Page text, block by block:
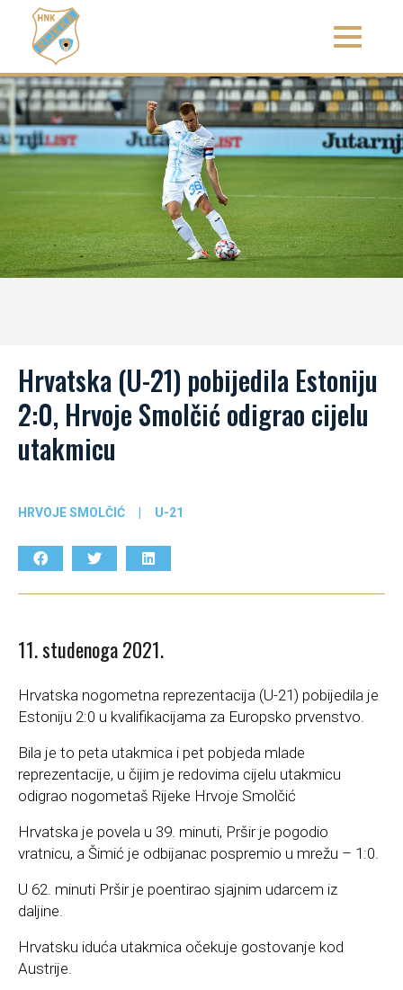
Hrvatska (U-21) pobijedila Estoniju
2:0, Hrvoje Smolčić odigrao cijelu
utakmicu
HRVOJE SMOLČIĆ | U-21
11. studenoga 2021.
Hrvatska nogometna reprezentacija (U-21) pobijedila je
Estoniju 2:0 u kvalifikacijama za Europsko prvenstvo.
Bila je to peta utakmica i pet pobjeda mlade
reprezentacije, u čijim je redovima cijelu utakmicu
odigrao nogometaš Rijeke Hrvoje Smolčić
Hrvatska je povela u 39. minuti, Pršir je pogodio
vratnicu, a Šimić je odbijanac pospremio u mrežu – 1:0.
U 62. minuti Pršir je poentirao sjajnim udarcem iz
daljine.
Hrvatsku iduća utakmica očekuje gostovanje kod
Austrije.